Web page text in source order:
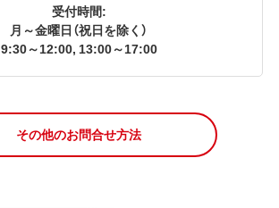
受付時間:
月～金曜日（祝日を除く）
9:30～12:00, 13:00～17:00
その他のお問合せ方法